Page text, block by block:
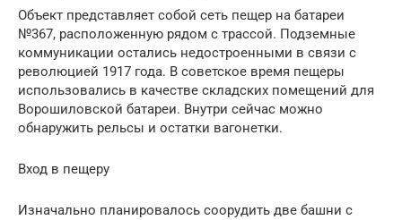
Объект представляет собой сеть пещер на батареи
№367, расположенную рядом с трассой. Подземные
коммуникации остались недостроенными в связи с
революцией 1917 года. В советское время пещеры
использовались в качестве складских помещений для
Ворошиловской батареи. Внутри сейчас можно
обнаружить рельсы и остатки вагонетки.
Вход в пещеру
Изначально планировалось соорудить две башни с